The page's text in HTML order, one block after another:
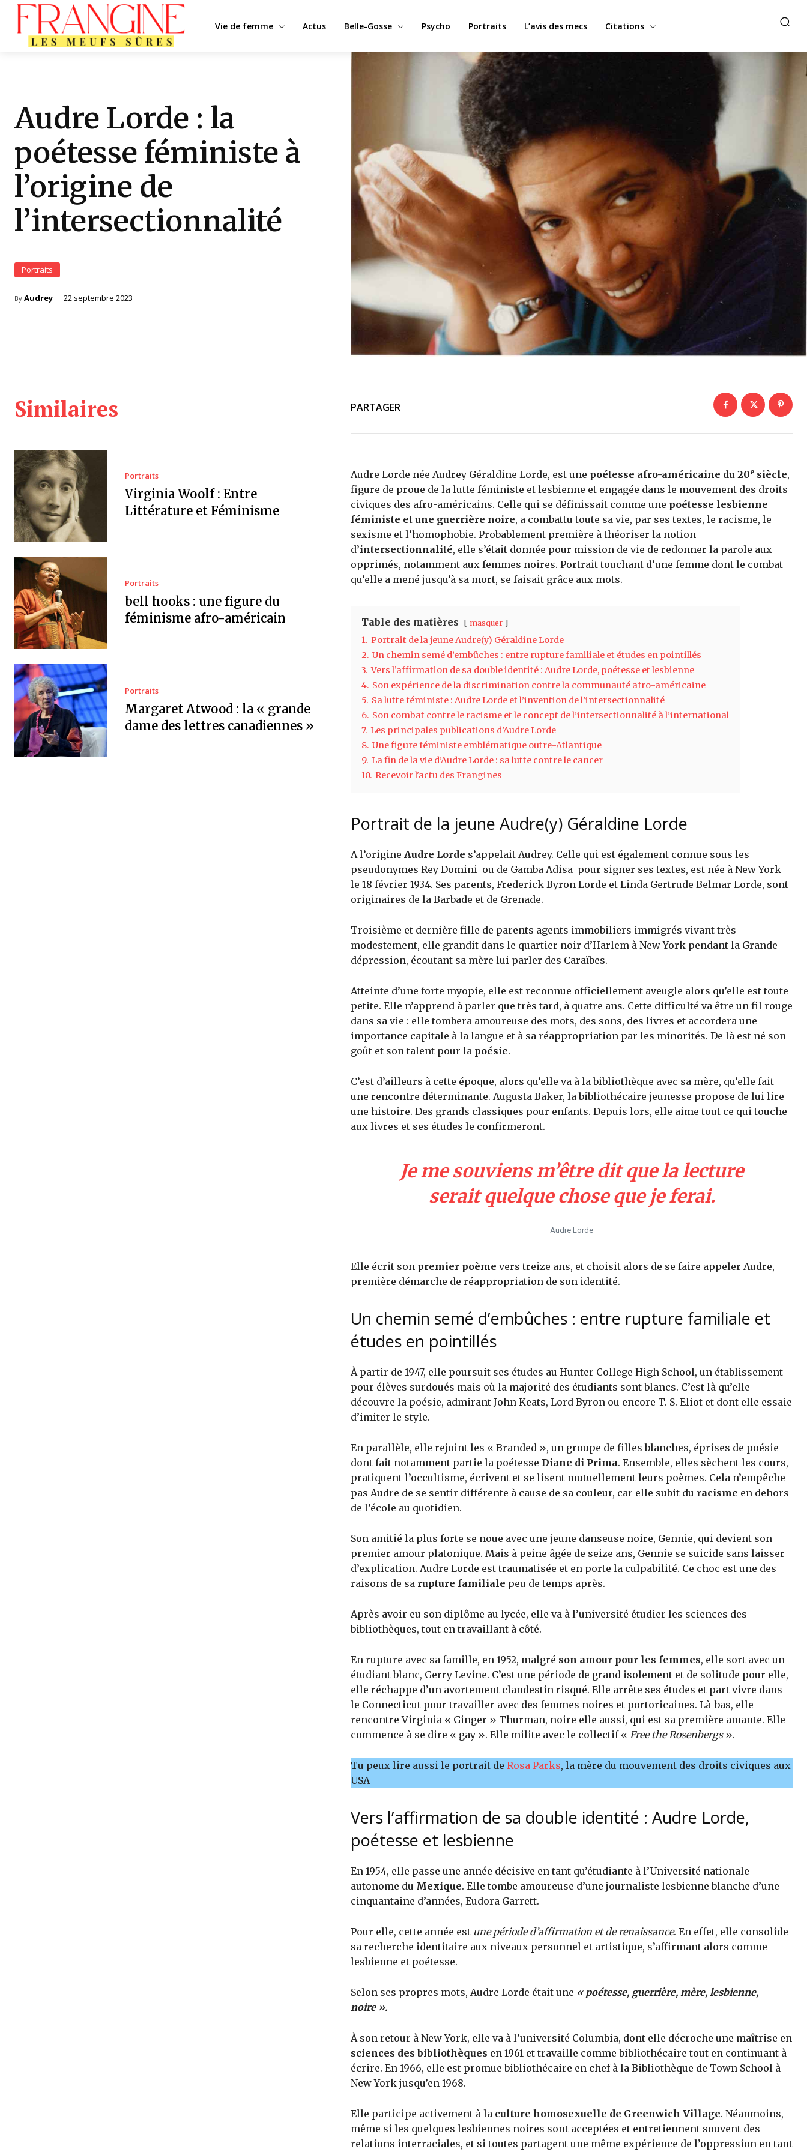
Vie de femme Actus Belle-Gosse Psycho Portraits L’avis des mecs Citations
Audre Lorde : la
poétesse féministe à
l’origine de
l’intersectionnalité
Portraits
By Audrey 22 septembre 2023
Similaires
Portraits
Virginia Woolf : Entre
Littérature et Féminisme
Portraits
bell hooks : une figure du
féminisme afro-américain
Portraits
Margaret Atwood : la « grande
dame des lettres canadiennes »
PARTAGER
Audre Lorde née Audrey Géraldine Lorde, est une poétesse afro-américaine du 20e siècle,
figure de proue de la lutte féministe et lesbienne et engagée dans le mouvement des droits
civiques des afro-américains. Celle qui se définissait comme une poétesse lesbienne
féministe et une guerrière noire, a combattu toute sa vie, par ses textes, le racisme, le
sexisme et l’homophobie. Probablement première à théoriser la notion
d’intersectionnalité, elle s’était donnée pour mission de vie de redonner la parole aux
opprimés, notamment aux femmes noires. Portrait touchant d’une femme dont le combat
qu’elle a mené jusqu’à sa mort, se faisait grâce aux mots.
Table des matières masquer
1. Portrait de la jeune Audre(y) Géraldine Lorde
2. Un chemin semé d’embûches : entre rupture familiale et études en pointillés
3. Vers l’affirmation de sa double identité : Audre Lorde, poétesse et lesbienne
4. Son expérience de la discrimination contre la communauté afro-américaine
5. Sa lutte féministe : Audre Lorde et l’invention de l’intersectionnalité
6. Son combat contre le racisme et le concept de l’intersectionnalité à l’international
7. Les principales publications d’Audre Lorde
8. Une figure féministe emblématique outre-Atlantique
9. La fin de la vie d’Audre Lorde : sa lutte contre le cancer
10. Recevoir l'actu des Frangines
Portrait de la jeune Audre(y) Géraldine Lorde
A l’origine Audre Lorde s’appelait Audrey. Celle qui est également connue sous les
pseudonymes Rey Domini ou de Gamba Adisa pour signer ses textes, est née à New York
le 18 février 1934. Ses parents, Frederick Byron Lorde et Linda Gertrude Belmar Lorde, sont
originaires de la Barbade et de Grenade.
Troisième et dernière fille de parents agents immobiliers immigrés vivant très
modestement, elle grandit dans le quartier noir d’Harlem à New York pendant la Grande
dépression, écoutant sa mère lui parler des Caraïbes.
Atteinte d’une forte myopie, elle est reconnue officiellement aveugle alors qu’elle est toute
petite. Elle n’apprend à parler que très tard, à quatre ans. Cette difficulté va être un fil rouge
dans sa vie : elle tombera amoureuse des mots, des sons, des livres et accordera une
importance capitale à la langue et à sa réappropriation par les minorités. De là est né son
goût et son talent pour la poésie.
C’est d’ailleurs à cette époque, alors qu’elle va à la bibliothèque avec sa mère, qu’elle fait
une rencontre déterminante. Augusta Baker, la bibliothécaire jeunesse propose de lui lire
une histoire. Des grands classiques pour enfants. Depuis lors, elle aime tout ce qui touche
aux livres et ses études le confirmeront.
Je me souviens m’être dit que la lecture
serait quelque chose que je ferai.
Audre Lorde
Elle écrit son premier poème vers treize ans, et choisit alors de se faire appeler Audre,
première démarche de réappropriation de son identité.
Un chemin semé d’embûches : entre rupture familiale et
études en pointillés
À partir de 1947, elle poursuit ses études au Hunter College High School, un établissement
pour élèves surdoués mais où la majorité des étudiants sont blancs. C’est là qu’elle
découvre la poésie, admirant John Keats, Lord Byron ou encore T. S. Eliot et dont elle essaie
d’imiter le style.
En parallèle, elle rejoint les « Branded », un groupe de filles blanches, éprises de poésie
dont fait notamment partie la poétesse Diane di Prima. Ensemble, elles sèchent les cours,
pratiquent l’occultisme, écrivent et se lisent mutuellement leurs poèmes. Cela n’empêche
pas Audre de se sentir différente à cause de sa couleur, car elle subit du racisme en dehors
de l’école au quotidien.
Son amitié la plus forte se noue avec une jeune danseuse noire, Gennie, qui devient son
premier amour platonique. Mais à peine âgée de seize ans, Gennie se suicide sans laisser
d’explication. Audre Lorde est traumatisée et en porte la culpabilité. Ce choc est une des
raisons de sa rupture familiale peu de temps après.
Après avoir eu son diplôme au lycée, elle va à l’université étudier les sciences des
bibliothèques, tout en travaillant à côté.
En rupture avec sa famille, en 1952, malgré son amour pour les femmes, elle sort avec un
étudiant blanc, Gerry Levine. C’est une période de grand isolement et de solitude pour elle,
elle réchappe d’un avortement clandestin risqué. Elle arrête ses études et part vivre dans
le Connecticut pour travailler avec des femmes noires et portoricaines. Là-bas, elle
rencontre Virginia « Ginger » Thurman, noire elle aussi, qui est sa première amante. Elle
commence à se dire « gay ». Elle milite avec le collectif « Free the Rosenbergs».
Tu peux lire aussi le portrait de Rosa Parks, la mère du mouvement des droits civiques aux
USA
Vers l’affirmation de sa double identité : Audre Lorde,
poétesse et lesbienne
En 1954, elle passe une année décisive en tant qu’étudiante à l’Université nationale
autonome du Mexique. Elle tombe amoureuse d’une journaliste lesbienne blanche d’une
cinquantaine d’années, Eudora Garrett.
Pour elle, cette année est une période d’affirmation et de renaissance. En effet, elle consolide
sa recherche identitaire aux niveaux personnel et artistique, s’affirmant alors comme
lesbienne et poétesse.
Selon ses propres mots, Audre Lorde était une « poétesse, guerrière, mère, lesbienne,
noire ».
À son retour à New York, elle va à l’université Columbia, dont elle décroche une maîtrise en
sciences des bibliothèques en 1961 et travaille comme bibliothécaire tout en continuant à
écrire. En 1966, elle est promue bibliothécaire en chef à la Bibliothèque de Town School à
New York jusqu’en 1968.
Elle participe activement à la culture homosexuelle de Greenwich Village. Néanmoins,
même si les quelques lesbiennes noires sont acceptées et entretiennent souvent des
relations interraciales, et si toutes partagent une même expérience de l’oppression en tant